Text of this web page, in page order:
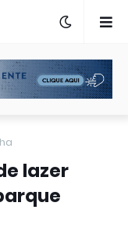
lazer